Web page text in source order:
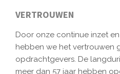
VERTROUWEN
Door onze continue inzet
hebben we het vertrouwen
opdrachtgevers. De
meer dan 57 jaar hebben